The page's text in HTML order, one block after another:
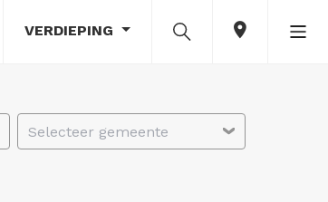
VERDIEPING
Selecteer gemeente